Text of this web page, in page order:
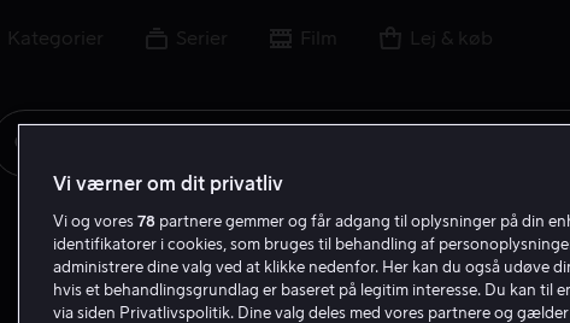
Kategorier Serier Film Lej & køb
Vi værner om dit privatliv
Vi og vores 78 partnere gemmer og får adgang til oplysninger på din
identifikatorer i cookies, som bruges til behandling af
administrere dine valg ved at klikke nedenfor. Her kan du også udøve
hvis et behandlingsgrundlag er baseret på legitim interesse. Du kan til
via siden Privatlivspolitik. Dine valg deles med vores partnere og